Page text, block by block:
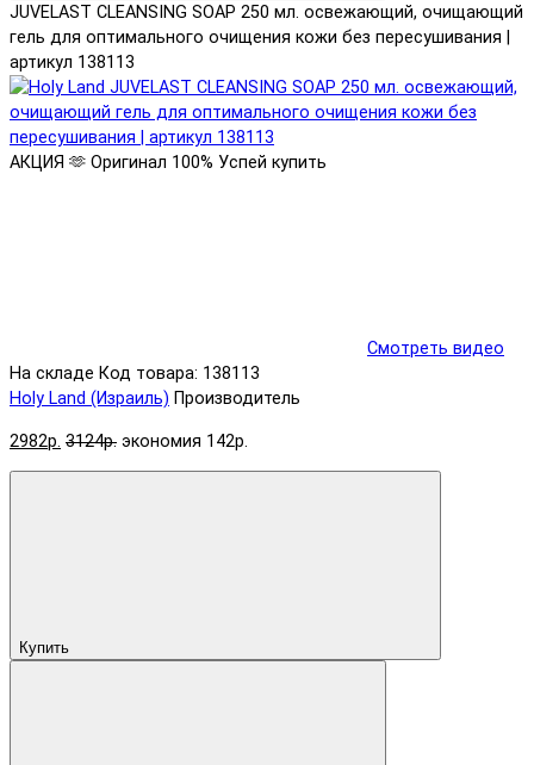
JUVELAST CLEANSING SOAP 250 мл. освежающий, очищающий
гель для оптимального очищения кожи без пересушивания |
артикул 138113
АКЦИЯ 🫶 Оригинал 100% Успей купить
Смотреть видео
На складе Код товара: 138113
Holy Land (Израиль) Производитель
2982р. 3124р. экономия 142р.
Купить